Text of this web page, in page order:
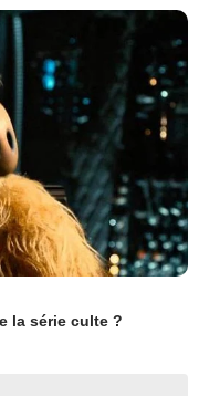
la série culte ?